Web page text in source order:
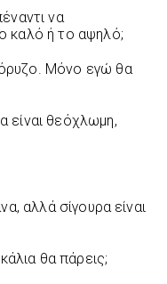
να
καλό ή το αψηλό;
Μόνο εγώ θα
είναι θεόχλωμη,
αλλά σίγουρα είναι
θα πάρεις;